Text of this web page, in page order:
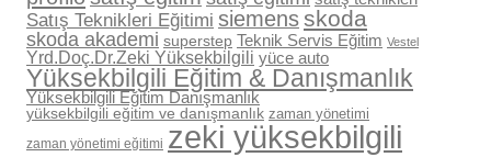
Satış Teknikleri Eğitimi siemensskoda
skoda akademi superstep Teknik Servis Eğitim Vestel
Yrd.Doç.Dr.Zeki Yüksekbilgili yüce auto
Yüksekbilgili Eğitim & Danışmanlık
Yüksekbilgili Eğitim Danışmanlık
yüksekbilgili eğitim ve danışmanlık zaman yönetimi
zaman yönetimi eğitimi zeki yüksekbilgili